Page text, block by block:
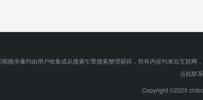
频录像均由用户收集或从搜索引擎搜索整理获得，所有内容均来自互联
点此联
Copyright ©2020